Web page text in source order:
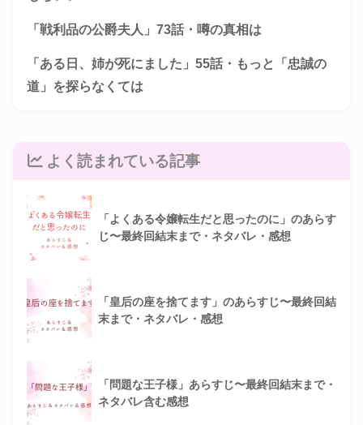
「戦利品の公爵夫人」73話・噂の真相は
「ある日、姉が死にました」55話・もっと「忠誠の
道」を探らなくては
よく読まれている記事
「よくある令嬢転生だと思ったのに」のあらす
じ〜最終回結末まで・ネタバレ・感想
「皇后の座を捨てます」のあらすじ〜最終回結
末まで・ネタバレ・感想
「問題な王子様」あらすじ〜最終回結末まで・
ネタバレ含む感想